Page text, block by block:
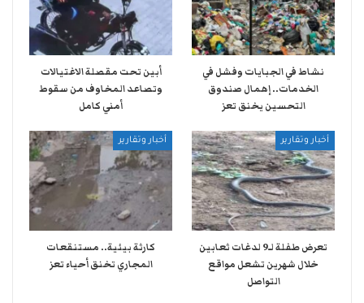
نشاط في الجبايات وفشل في
الخدمات.. إهمال صندوق
التحسين يخنق تعز
أبين تحت مقصلة الاغتيالات
وتصاعد المخاوف من سقوط
أمني كامل
أخبار وتقارير
تعرض طفلة لـ9 لدغات ثعابين
خلال شهرين تشعل مواقع
التواصل
أخبار وتقارير
كارثة بيئية.. مستنقعات
المجاري تخنق أحياء تعز